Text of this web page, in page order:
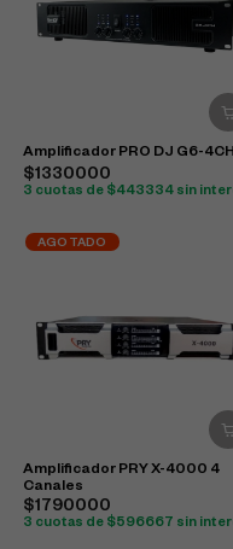
Amplificador PRO DJ G6-4CH
$1330000
3 cuotas de $443334 sin
AGOTADO
Amplificador PRY X-4000 4
Canales
$1790000
3 cuotas de $596667 sin